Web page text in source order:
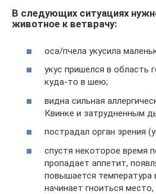
В следующих ситуациях
животное к ветврачу:
оса/пчела укусила
укус пришелся в область
куда-то в шею;
видна сильная
Квинке и затрудненным
пострадал орган зрения
спустя некоторое время
пропадает аппетит,
повышается температура
начинает гноиться